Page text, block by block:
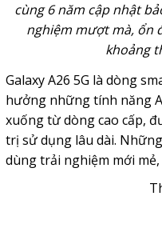
cùng 6 năm cập nhật
nghiệm mượt mà, ổn
khoảng
Galaxy A26 5G là dòng
hưởng những tính năng
xuống từ dòng cao cấp,
trị sử dụng lâu dài.
dùng trải nghiệm mới